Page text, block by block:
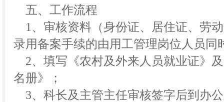
五、工作流程
1、审核资料（身份证、居住证、劳
录用备案手续的由用工管理岗位人员同
2、填写《农村及外来人员就业证》
名册》；
3、科长及主管主任审核签字后到办